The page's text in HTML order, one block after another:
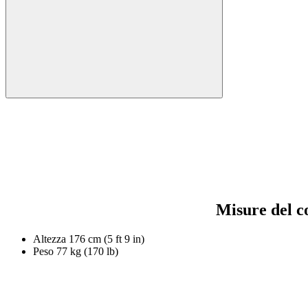
Misure del
Altezza 176 cm (5 ft 9 in)
Peso 77 kg (170 lb)